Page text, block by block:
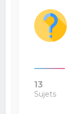
13
Sujets